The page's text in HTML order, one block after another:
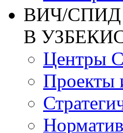
ВИЧ/СПИД
В
Центры
Проекты